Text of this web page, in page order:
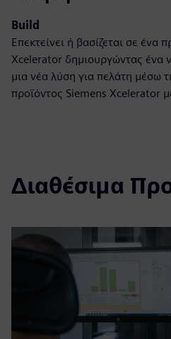
Build
Επεκτείνει ή βασίζεται σε ένα
Xcelerator δημιουργώντας ένα
μια νέα λύση για πελάτη μέσω
προϊόντος Siemens Xcelerator
Διαθέσιμα